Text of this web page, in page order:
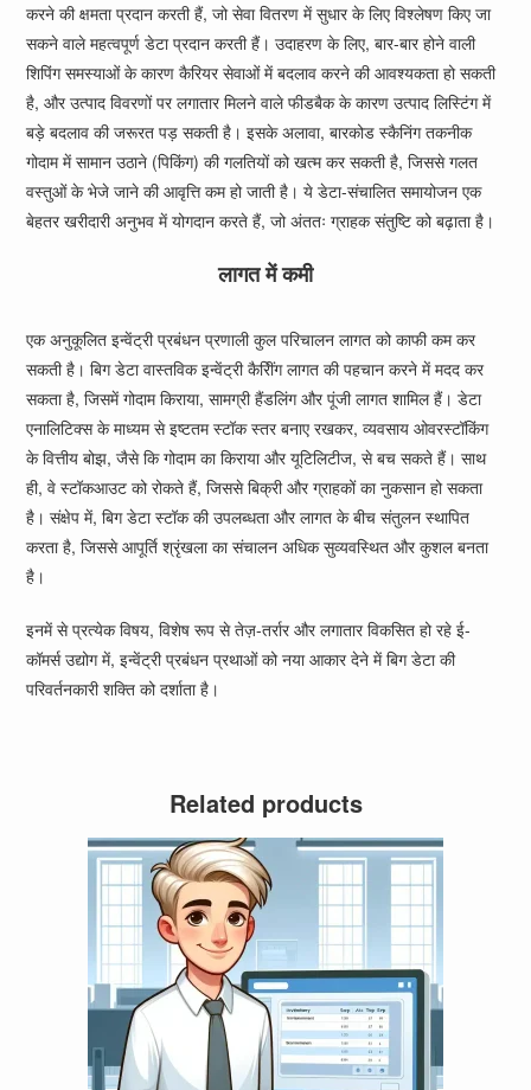
करने की क्षमता प्रदान करती हैं, जो सेवा वितरण में सुधार के लिए विश्लेषण किए जा
सकने वाले महत्वपूर्ण डेटा प्रदान करती हैं। उदाहरण के लिए, बार-बार होने वाली
शिपिंग समस्याओं के कारण कैरियर सेवाओं में बदलाव करने की आवश्यकता हो सकती
है, और उत्पाद विवरणों पर लगातार मिलने वाले फीडबैक के कारण उत्पाद लिस्टिंग में
बड़े बदलाव की जरूरत पड़ सकती है। इसके अलावा, बारकोड स्कैनिंग तकनीक
गोदाम में सामान उठाने (पिकिंग) की गलतियों को खत्म कर सकती है, जिससे गलत
वस्तुओं के भेजे जाने की आवृत्ति कम हो जाती है। ये डेटा-संचालित समायोजन एक
बेहतर खरीदारी अनुभव में योगदान करते हैं, जो अंततः ग्राहक संतुष्टि को बढ़ाता है।
लागत में कमी
एक अनुकूलित इन्वेंट्री प्रबंधन प्रणाली कुल परिचालन लागत को काफी कम कर
सकती है। बिग डेटा वास्तविक इन्वेंट्री कैरीिंग लागत की पहचान करने में मदद कर
सकता है, जिसमें गोदाम किराया, सामग्री हैंडलिंग और पूंजी लागत शामिल हैं। डेटा
एनालिटिक्स के माध्यम से इष्टतम स्टॉक स्तर बनाए रखकर, व्यवसाय ओवरस्टॉकिंग
के वित्तीय बोझ, जैसे कि गोदाम का किराया और यूटिलिटीज, से बच सकते हैं। साथ
ही, वे स्टॉकआउट को रोकते हैं, जिससे बिक्री और ग्राहकों का नुकसान हो सकता
है। संक्षेप में, बिग डेटा स्टॉक की उपलब्धता और लागत के बीच संतुलन स्थापित
करता है, जिससे आपूर्ति श्रृंखला का संचालन अधिक सुव्यवस्थित और कुशल बनता
है।
इनमें से प्रत्येक विषय, विशेष रूप से तेज़-तर्रार और लगातार विकसित हो रहे ई-
कॉमर्स उद्योग में, इन्वेंट्री प्रबंधन प्रथाओं को नया आकार देने में बिग डेटा की
परिवर्तनकारी शक्ति को दर्शाता है।
Related products